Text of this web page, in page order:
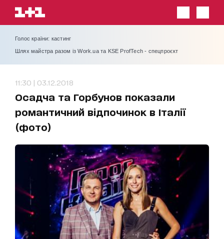
Голос країни: кастинг
Шлях майстра разом із Work.ua та KSE ProfTech - спецпроєкт
11:30 | 03.12.2018
Осадча та Горбунов показали
романтичний відпочинок в Італії
(фото)